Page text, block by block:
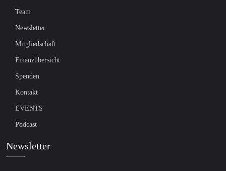
Team
Newsletter
Mitgliedschaft
Finanzübersicht
Spenden
Kontakt
EVENTS
Podcast
Newsletter